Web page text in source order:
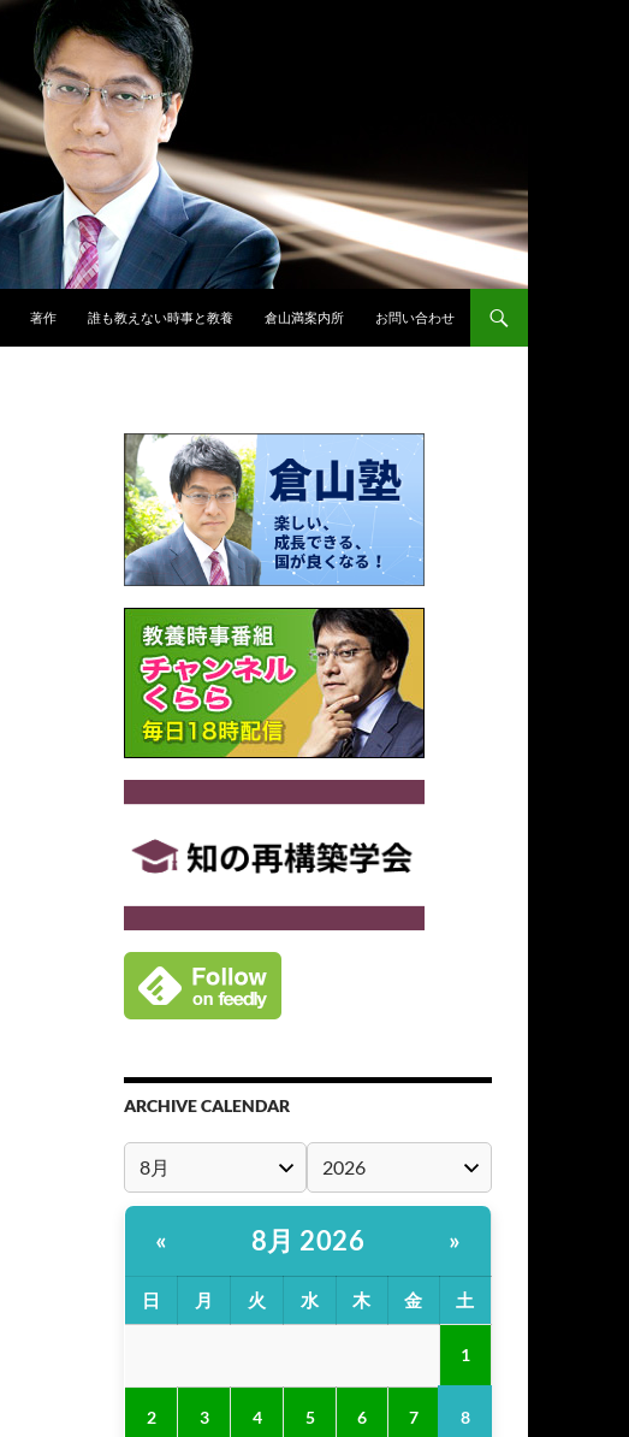
著作 誰も教えない時事と教養 倉山満案内所 お問い合わせ
ARCHIVE CALENDAR
« 8月 2026 »
日 月 火 水 木 金 土
1
2 3 4 5 6 7 8